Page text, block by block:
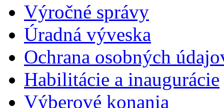
Výročné správy
Úradná výveska
Ochrana osobných
Habilitácie a inaugurácie
Výberové konania